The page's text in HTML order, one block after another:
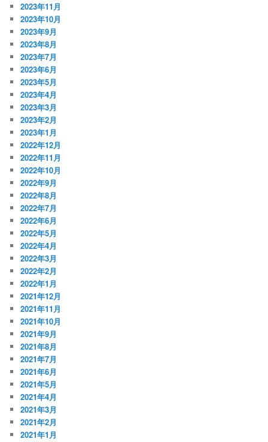
2023年11月
2023年10月
2023年9月
2023年8月
2023年7月
2023年6月
2023年5月
2023年4月
2023年3月
2023年2月
2023年1月
2022年12月
2022年11月
2022年10月
2022年9月
2022年8月
2022年7月
2022年6月
2022年5月
2022年4月
2022年3月
2022年2月
2022年1月
2021年12月
2021年11月
2021年10月
2021年9月
2021年8月
2021年7月
2021年6月
2021年5月
2021年4月
2021年3月
2021年2月
2021年1月